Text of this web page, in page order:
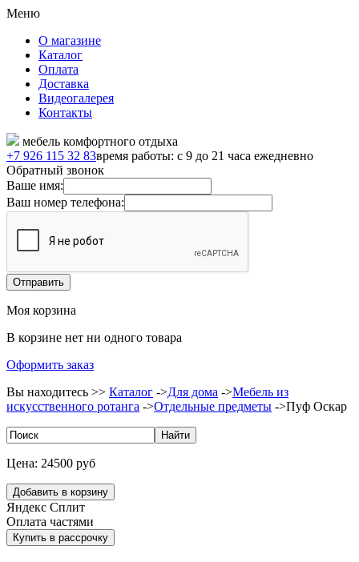
Меню
О магазине
Каталог
Оплата
Доставка
Видеогалерея
Контакты
мебель комфортного отдыха
+7 926 115 32 83время работы: с 9 до 21 часа ежедневно
Обратный звонок
Ваше имя:
Ваш номер телефона:
Моя корзина
В корзине нет ни одного товара
Оформить заказ
Вы находитесь >> Каталог ->Для дома ->Мебель из
искусственного ротанга ->Отдельные предметы ->Пуф Оскар
Цена: 24500 руб
Яндекс Сплит
Оплата частями